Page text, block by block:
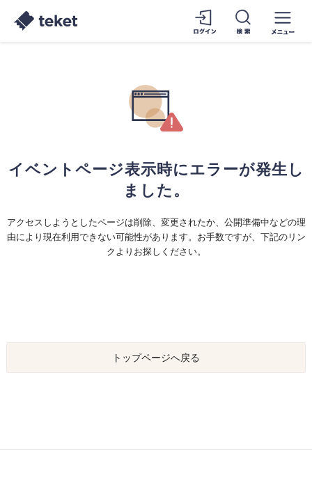
イベントページ表示時にエラーが発生し
ました。
アクセスしようとしたページは削除、変更されたか、公開準備中などの理
由により現在利用できない可能性があります。お手数ですが、下記のリン
クよりお探しください。
トップページへ戻る